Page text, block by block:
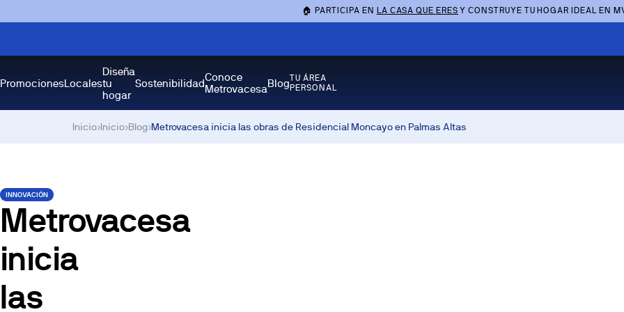
🏠 PARTICIPA EN LA CASA QUE ERES Y CONSTRUYE TU HOGAR IDEAL EN
PromocionesLocales
Diseña
tu
hogar
SostenibilidadConoce
MetrovacesaBlogTU ÁREA
PERSONAL
Inicio›Inicio›Blog›Metrovacesa inicia las obras de Residencial Moncayo en Palmas Altas
INNOVACIÓN
Metrovacesa
inicia
las